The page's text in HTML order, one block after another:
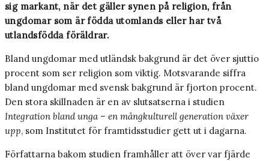
sig markant, när det gäller synen på religion, från
ungdomar som är födda utomlands eller har två
utlandsfödda föräldrar.
Bland ungdomar med utländsk bakgrund är det över sjuttio
procent som ser religion som viktig. Motsvarande siffra
bland ungdomar med svensk bakgrund är fjorton procent.
Den stora skillnaden är en av slutsatserna i studien
Integration bland unga – en mångkulturell generation växer
upp, som Institutet för framtidsstudier gett ut i dagarna.
Författarna bakom studien framhåller att över var fjärde